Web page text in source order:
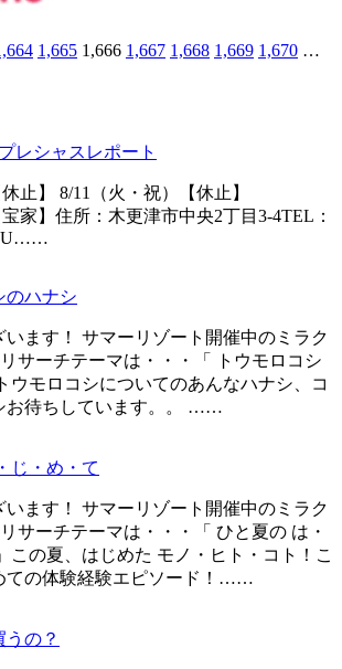
1,665 1,666 1,667 1,668 1,669 1,670 …
レシャスレポート
止】 8/11（火・祝）【休止】
家】住所：木更津市中央2丁目3-4TEL：
のハナシ
います！ サマーリゾート開催中のミラク
サーチテーマは・・・「 トウモロコシ
ウモロコシについてのあんなハナシ、コ
お待ちしています。。 ……
じ・め・て
います！ サマーリゾート開催中のミラク
サーチテーマは・・・「 ひと夏の は・
この夏、はじめた モノ・ヒト・コト！こ
ての体験経験エピソード！……
うの？